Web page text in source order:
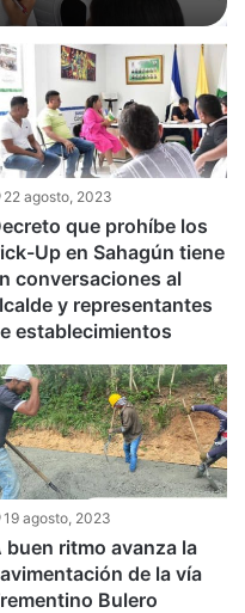
22 agosto, 2023
que prohíbe los
Up en Sahagún tiene
conversaciones al
y representantes
establecimientos
19 agosto, 2023
buen ritmo avanza la
de la vía
Bulero